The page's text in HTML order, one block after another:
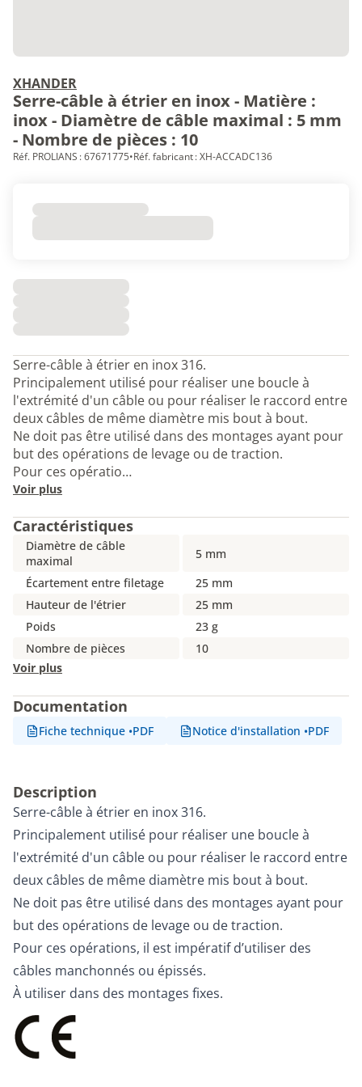
XHANDER
Serre-câble à étrier en inox - Matière :
inox - Diamètre de câble maximal : 5 mm
- Nombre de pièces : 10
Réf. PROLIANS : 67671775•Réf. fabricant : XH-ACCADC136
Serre-câble à étrier en inox 316.
Principalement utilisé pour réaliser une boucle à
l'extrémité d'un câble ou pour réaliser le raccord entre
deux câbles de même diamètre mis bout à bout.
Ne doit pas être utilisé dans des montages ayant pour
but des opérations de levage ou de traction.
Pour ces opératio…
Voir plus
Caractéristiques
Diamètre de câble
maximal
5 mm
Écartement entre filetage
25 mm
Hauteur de l'étrier
25 mm
Poids
23 g
Nombre de pièces
10
Voir plus
Documentation
Fiche technique •PDF Notice d'installation •PDF
Description
Serre-câble à étrier en inox 316.
Principalement utilisé pour réaliser une boucle à
l'extrémité d'un câble ou pour réaliser le raccord entre
deux câbles de même diamètre mis bout à bout.
Ne doit pas être utilisé dans des montages ayant pour
but des opérations de levage ou de traction.
Pour ces opérations, il est impératif d’utiliser des
câbles manchonnés ou épissés.
À utiliser dans des montages fixes.